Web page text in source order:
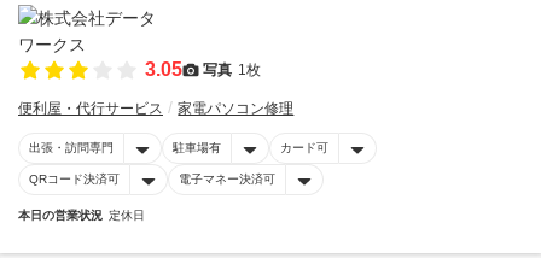
3.05 写真 1枚
便利屋・代行サービス 家電パソコン修理
出張・訪問専門 駐車場有 カード可
QRコード決済可 電子マネー決済可
本日の営業状況 定休日